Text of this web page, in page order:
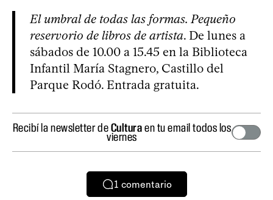
El umbral de todas las formas. Pequeño
reservorio de libros de artista. De lunes a
sábados de 10.00 a 15.45 en la Biblioteca
Infantil María Stagnero, Castillo del
Parque Rodó. Entrada gratuita.
Recibí la newsletter deCulturaen tu email todos los
viernes
1 comentario